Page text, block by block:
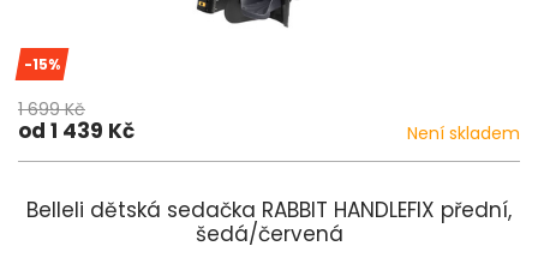
-15%
1 699 Kč
od 1 439 Kč Není skladem
Belleli dětská sedačka RABBIT HANDLEFIX přední,
šedá/červená